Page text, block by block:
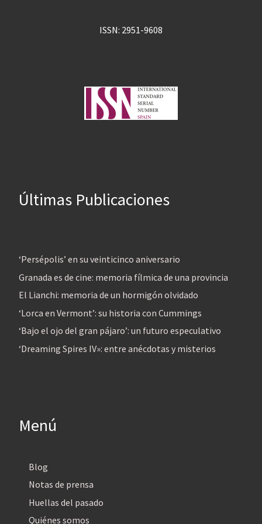
ISSN: 2951-9608
Últimas Publicaciones
‘Persépolis’ en su veinticinco aniversario
Granada es de cine: memoria fílmica de una provincia
El Lianchi: memoria de un hormigón olvidado
‘Lorca en Vermont’: su historia con Cummings
‘Bajo el ojo del gran pájaro’: un futuro especulativo
‘Dreaming Spires IV»: entre anécdotas y misterios
Menú
Blog
Notas de prensa
Huellas del pasado
Quiénes somos